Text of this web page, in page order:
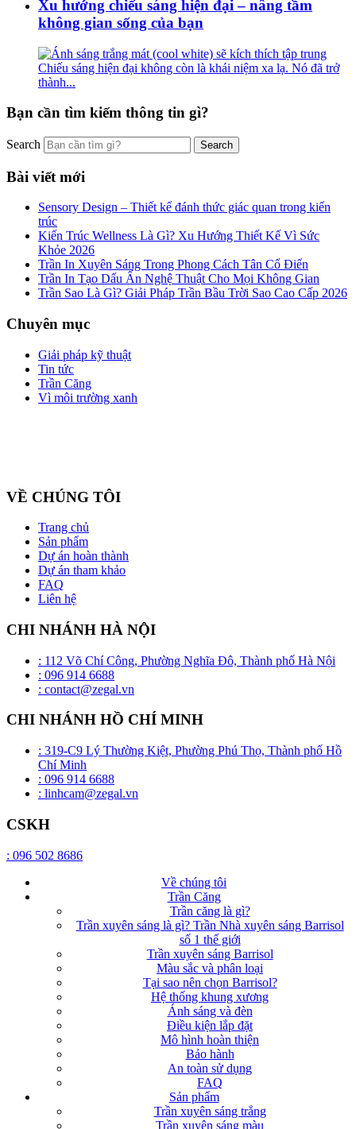
Xu hướng chiếu sáng hiện đại – nâng tầm
không gian sống của bạn
Chiếu sáng hiện đại không còn là khái niệm xa lạ. Nó đã trở
thành...
Bạn cần tìm kiếm thông tin gì?
Search
Bài viết mới
Sensory Design – Thiết kế đánh thức giác quan trong kiến
trúc
Kiến Trúc Wellness Là Gì? Xu Hướng Thiết Kế Vì Sức
Khỏe 2026
Trần In Xuyên Sáng Trong Phong Cách Tân Cổ Điển
Trần In Tạo Dấu Ấn Nghệ Thuật Cho Mọi Không Gian
Trần Sao Là Gì? Giải Pháp Trần Bầu Trời Sao Cao Cấp 2026
Chuyên mục
Giải pháp kỹ thuật
Tin tức
Trần Căng
Vì môi trường xanh
VỀ CHÚNG TÔI
Trang chủ
Sản phẩm
Dự án hoàn thành
Dự án tham khảo
FAQ
Liên hệ
CHI NHÁNH HÀ NỘI
: 112 Võ Chí Công, Phường Nghĩa Đô, Thành phố Hà Nội
: 096 914 6688
: contact@zegal.vn
CHI NHÁNH HỒ CHÍ MINH
: 319-C9 Lý Thường Kiệt, Phường Phú Thọ, Thành phố Hồ
Chí Minh
: 096 914 6688
: linhcam@zegal.vn
CSKH
: 096 502 8686
Về chúng tôi
Trần Căng
Trần căng là gì?
Trần xuyên sáng là gì? Trần Nhà xuyên sáng Barrisol
số 1 thế giới
Trần xuyên sáng Barrisol
Màu sắc và phân loại
Tại sao nên chọn Barrisol?
Hệ thống khung xương
Ánh sáng và đèn
Điều kiện lắp đặt
Mô hình hoàn thiện
Bảo hành
An toàn sử dụng
FAQ
Sản phẩm
Trần xuyên sáng trắng
Trần xuyên sáng màu